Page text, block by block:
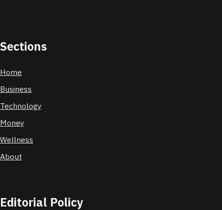
Sections
Home
Business
Technology
Money
Wellness
About
Editorial Policy